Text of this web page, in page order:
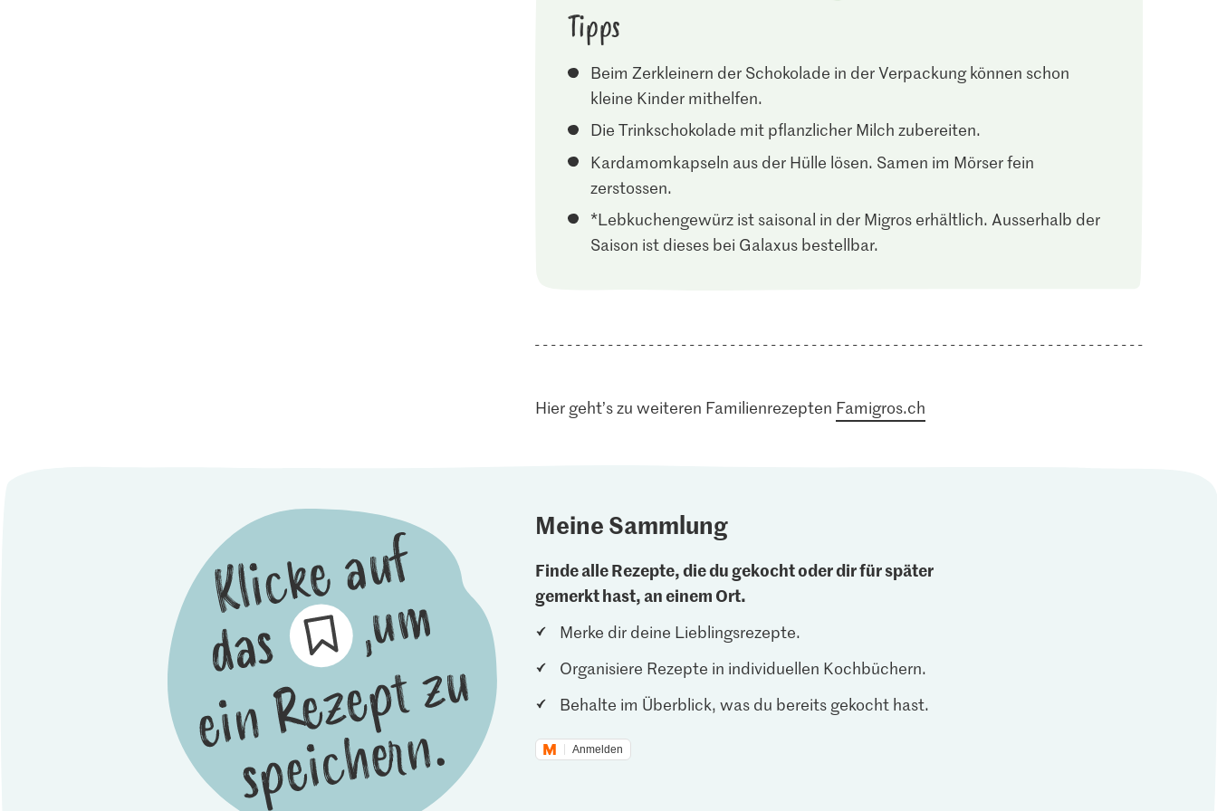
Tipps
Beim Zerkleinern der Schokolade in der Verpackung können schon
kleine Kinder mithelfen.
Die Trinkschokolade mit pflanzlicher Milch zubereiten.
Kardamomkapseln aus der Hülle lösen. Samen im Mörser fein
zerstossen.
*Lebkuchengewürz ist saisonal in der Migros erhältlich. Ausserhalb der
Saison ist dieses bei Galaxus bestellbar.
Hier geht’s zu weiteren Familienrezepten Famigros.ch
Meine Sammlung
Finde alle Rezepte, die du gekocht oder dir für später
gemerkt hast, an einem Ort.
Merke dir deine Lieblingsrezepte.
Organisiere Rezepte in individuellen Kochbüchern.
Behalte im Überblick, was du bereits gekocht hast.
Anmelden